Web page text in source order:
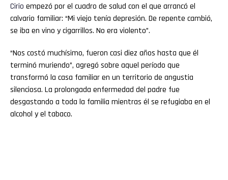
Cirio empezó por el cuadro de salud con el que arrancó el
calvario familiar: “Mi viejo tenía depresión. De repente cambió,
se iba en vino y cigarrillos. No era violento”.
“Nos costó muchísimo, fueron casi diez años hasta que él
terminó muriendo”, agregó sobre aquel período que
transformó la casa familiar en un territorio de angustia
silenciosa. La prolongada enfermedad del padre fue
desgastando a toda la familia mientras él se refugiaba en el
alcohol y el tabaco.